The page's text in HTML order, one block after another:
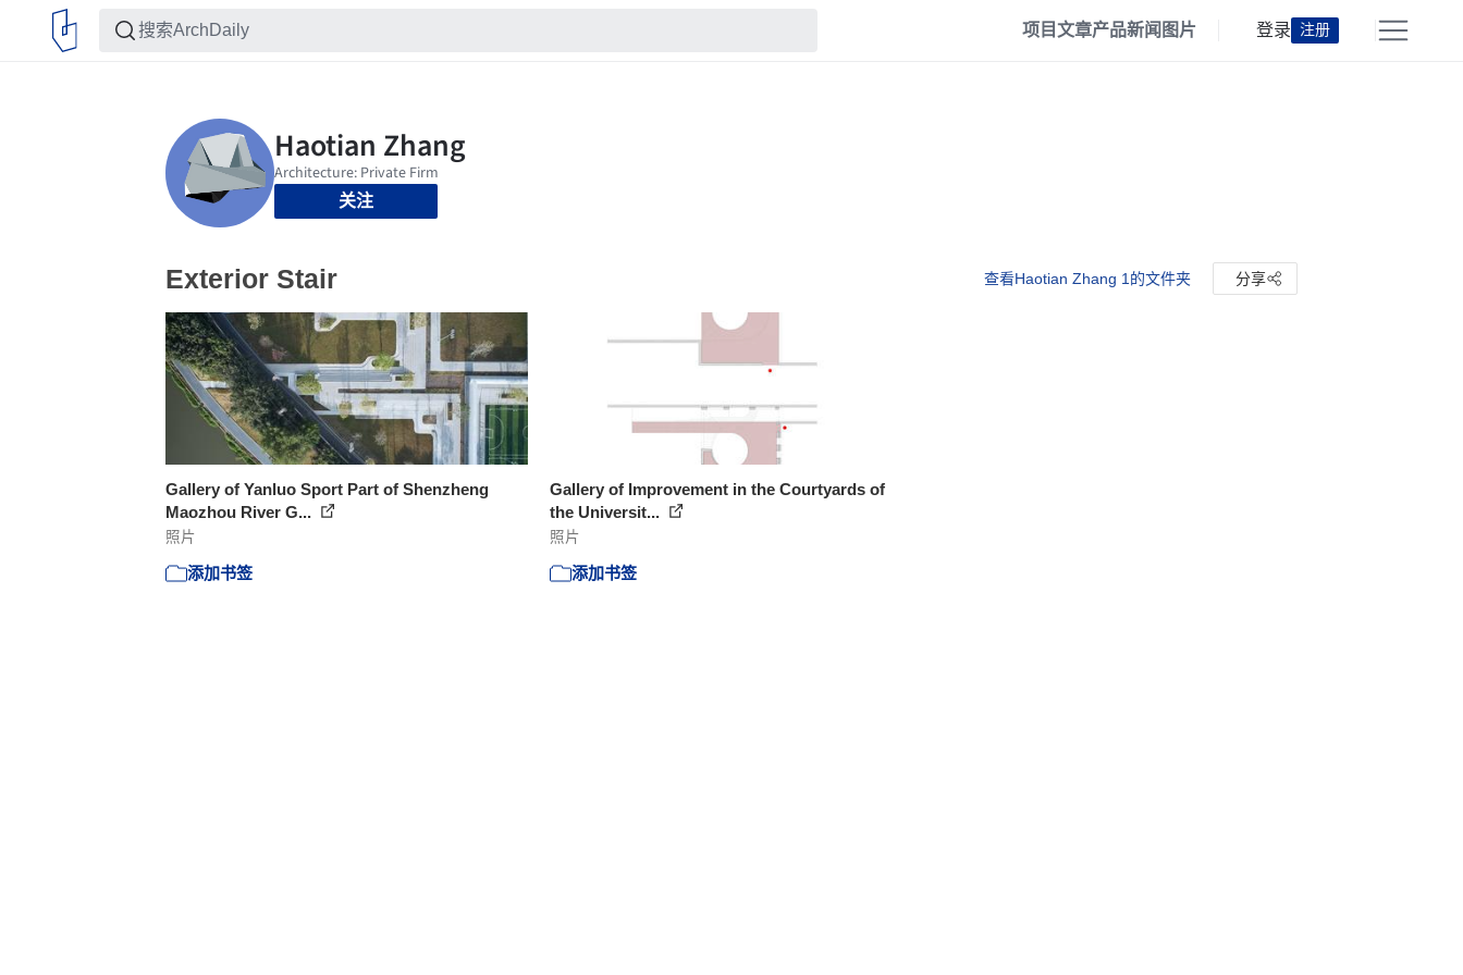
项目文章产品新闻 图片 登录 注册
关注
Exterior Stair 查看Haotian Zhang 1的文件夹 分享
Gallery of Yanluo Sport Part of Shenzheng
Maozhou River G...
照片
添加书签
Gallery of Improvement in the Courtyards of
the Universit...
照片
添加书签